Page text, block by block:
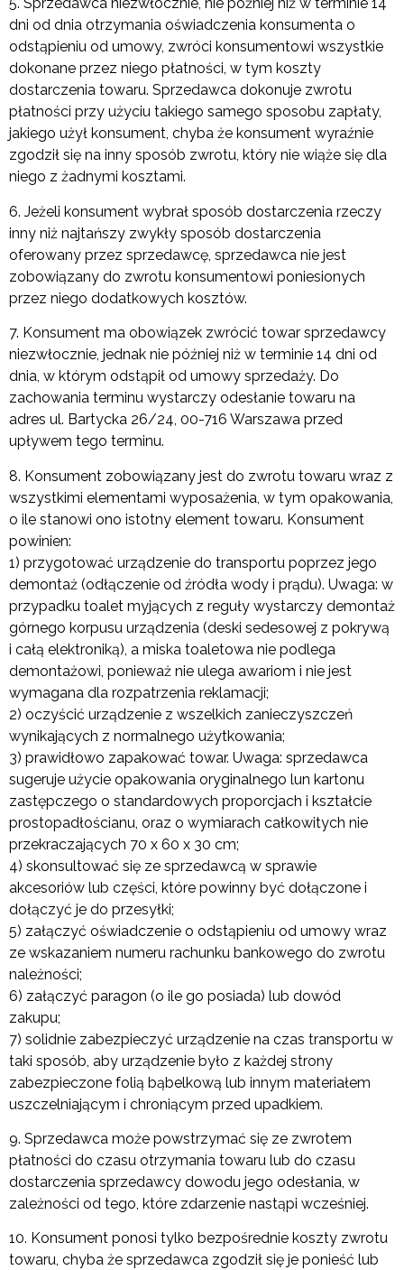
5. Sprzedawca niezwłocznie, nie później niż w terminie 14
dni od dnia otrzymania oświadczenia konsumenta o
odstąpieniu od umowy, zwróci konsumentowi wszystkie
dokonane przez niego płatności, w tym koszty
dostarczenia towaru. Sprzedawca dokonuje zwrotu
płatności przy użyciu takiego samego sposobu zapłaty,
jakiego użył konsument, chyba że konsument wyraźnie
zgodził się na inny sposób zwrotu, który nie wiąże się dla
niego z żadnymi kosztami.
6. Jeżeli konsument wybrał sposób dostarczenia rzeczy
inny niż najtańszy zwykły sposób dostarczenia
oferowany przez sprzedawcę, sprzedawca nie jest
zobowiązany do zwrotu konsumentowi poniesionych
przez niego dodatkowych kosztów.
7. Konsument ma obowiązek zwrócić towar sprzedawcy
niezwłocznie, jednak nie później niż w terminie 14 dni od
dnia, w którym odstąpił od umowy sprzedaży. Do
zachowania terminu wystarczy odesłanie towaru na
adres ul. Bartycka 26/24, 00-716 Warszawa przed
upływem tego terminu.
8. Konsument zobowiązany jest do zwrotu towaru wraz z
wszystkimi elementami wyposażenia, w tym opakowania,
o ile stanowi ono istotny element towaru. Konsument
powinien:
1) przygotować urządzenie do transportu poprzez jego
demontaż (odłączenie od źródła wody i prądu). Uwaga: w
przypadku toalet myjących z reguły wystarczy demontaż
górnego korpusu urządzenia (deski sedesowej z pokrywą
i całą elektroniką), a miska toaletowa nie podlega
demontażowi, ponieważ nie ulega awariom i nie jest
wymagana dla rozpatrzenia reklamacji;
2) oczyścić urządzenie z wszelkich zanieczyszczeń
wynikających z normalnego użytkowania;
3) prawidłowo zapakować towar. Uwaga: sprzedawca
sugeruje użycie opakowania oryginalnego lun kartonu
zastępczego o standardowych proporcjach i kształcie
prostopadłościanu, oraz o wymiarach całkowitych nie
przekraczających 70 x 60 x 30 cm;
4) skonsultować się ze sprzedawcą w sprawie
akcesoriów lub części, które powinny być dołączone i
dołączyć je do przesyłki;
5) załączyć oświadczenie o odstąpieniu od umowy wraz
ze wskazaniem numeru rachunku bankowego do zwrotu
należności;
6) załączyć paragon (o ile go posiada) lub dowód
zakupu;
7) solidnie zabezpieczyć urządzenie na czas transportu w
taki sposób, aby urządzenie było z każdej strony
zabezpieczone folią bąbelkową lub innym materiałem
uszczelniającym i chroniącym przed upadkiem.
9. Sprzedawca może powstrzymać się ze zwrotem
płatności do czasu otrzymania towaru lub do czasu
dostarczenia sprzedawcy dowodu jego odesłania, w
zależności od tego, które zdarzenie nastąpi wcześniej.
10. Konsument ponosi tylko bezpośrednie koszty zwrotu
towaru, chyba że sprzedawca zgodził się je ponieść lub